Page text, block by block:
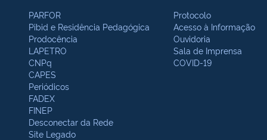
PARFOR
Pibid e Residência Pedagógica
Prodocência
LAPETRO
CNPq
CAPES
Periódicos
FADEX
FINEP
Desconectar da Rede
Site Legado
Protocolo
Acesso à Informação
Ouvidoria
Sala de Imprensa
COVID-19